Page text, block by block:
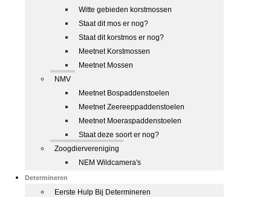
Witte gebieden korstmossen
Staat dit mos er nog?
Staat dit korstmos er nog?
Meetnet Korstmossen
Meetnet Mossen
NMV
Meetnet Bospaddenstoelen
Meetnet Zeereeppaddenstoelen
Meetnet Moeraspaddenstoelen
Staat deze soort er nog?
Zoogdiervereniging
NEM Wildcamera's
Determineren
Eerste Hulp Bij Determineren